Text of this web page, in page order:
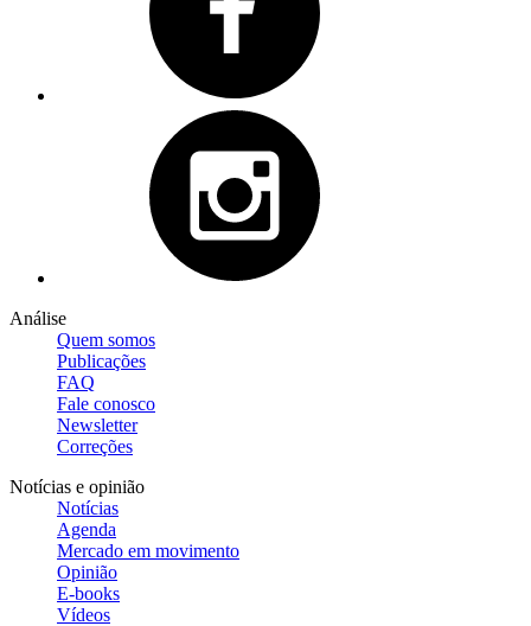
Análise
Quem somos
Publicações
FAQ
Fale conosco
Newsletter
Correções
Notícias e opinião
Notícias
Agenda
Mercado em movimento
Opinião
E-books
Vídeos